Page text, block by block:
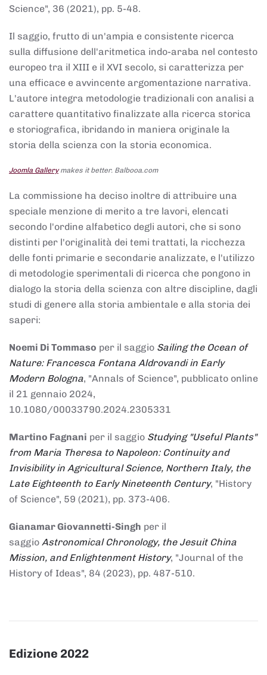
Science", 36 (2021), pp. 5-48.
Il saggio, frutto di un'ampia e consistente ricerca
sulla diffusione dell'aritmetica indo-araba nel contesto
europeo tra il XIII e il XVI secolo, si caratterizza per
una efficace e avvincente argomentazione narrativa.
L'autore integra metodologie tradizionali con analisi a
carattere quantitativo finalizzate alla ricerca storica
e storiografica, ibridando in maniera originale la
storia della scienza con la storia economica.
Joomla Gallerymakes it better. Balbooa.com
La commissione ha deciso inoltre di attribuire una
speciale menzione di merito a tre lavori, elencati
secondo l'ordine alfabetico degli autori, che si sono
distinti per l'originalità dei temi trattati, la ricchezza
delle fonti primarie e secondarie analizzate, e l'utilizzo
di metodologie sperimentali di ricerca che pongono in
dialogo la storia della scienza con altre discipline, dagli
studi di genere alla storia ambientale e alla storia dei
saperi:
Noemi Di Tommaso per il saggio Sailing the Ocean of
Nature: Francesca Fontana Aldrovandi in Early
Modern Bologna, "Annals of Science", pubblicato online
il 21 gennaio 2024,
10.1080/00033790.2024.2305331
Martino Fagnani per il saggio Studying "Useful Plants"
from Maria Theresa to Napoleon: Continuity and
Invisibility in Agricultural Science, Northern Italy, the
Late Eighteenth to Early Nineteenth Century, "History
of Science", 59 (2021), pp. 373-406.
Gianamar Giovannetti-Singh per il
saggio Astronomical Chronology, the Jesuit China
Mission, and Enlightenment History, "Journal of the
History of Ideas", 84 (2023), pp. 487-510.
Edizione 2022